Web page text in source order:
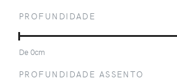
PROFUNDIDADE
De0cm
PROFUNDIDADE ASSENTO